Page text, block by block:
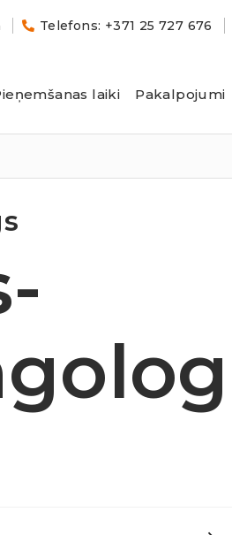
Telefons: +371 25 727 676
laiki Pakalpojumi